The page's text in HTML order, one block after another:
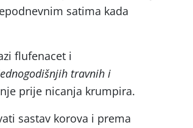
satima kada
flufenacet i
travnih i
prije nicanja krumpira.
sastav korova i prema